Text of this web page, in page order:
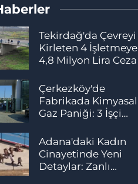
Tekirdağ'da Çevreyi
Kirleten 4 İşletmeye
4,8 Milyon Lira Ceza
Çerkezköy'de
Fabrikada Kimyasal
Gaz Paniği: 3 İşçi
Adana'daki Kadın
Cinayetinde Yeni
Detaylar: Zanlı